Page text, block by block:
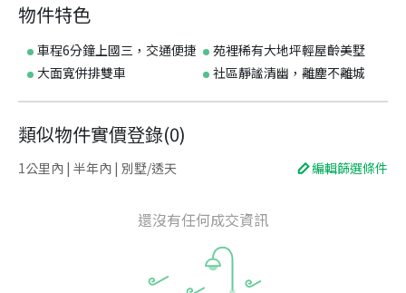
物件特色
車程6分鐘上國三，交通便捷
苑裡稀有大地坪輕屋齡美墅
大面寬併排雙車
社區靜謐清幽，離塵不離城
類似物件實價登錄(0)
1公里內 | 半年內 | 別墅/透天 編輯篩選條件
還沒有任何成交資訊